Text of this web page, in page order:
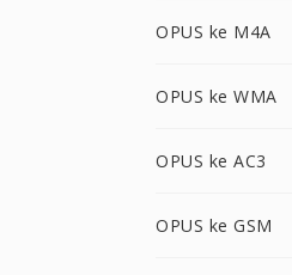
OPUS ke M4A
OPUS ke WMA
OPUS ke AC3
OPUS ke GSM